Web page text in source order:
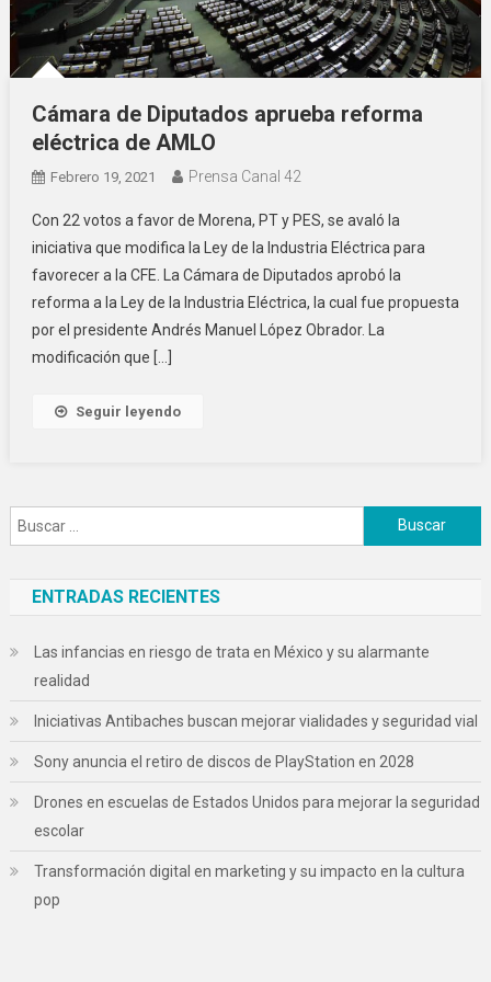
Cámara de Diputados aprueba reforma
eléctrica de AMLO
Febrero 19, 2021 Prensa Canal 42
Con 22 votos a favor de Morena, PT y PES, se avaló la
iniciativa que modifica la Ley de la Industria Eléctrica para
favorecer a la CFE. La Cámara de Diputados aprobó la
reforma a la Ley de la Industria Eléctrica, la cual fue propuesta
por el presidente Andrés Manuel López Obrador. La
modificación que […]
Seguir leyendo
Buscar:
ENTRADAS RECIENTES
Las infancias en riesgo de trata en México y su alarmante
realidad
Iniciativas Antibaches buscan mejorar vialidades y seguridad vial
Sony anuncia el retiro de discos de PlayStation en 2028
Drones en escuelas de Estados Unidos para mejorar la seguridad
escolar
Transformación digital en marketing y su impacto en la cultura
pop